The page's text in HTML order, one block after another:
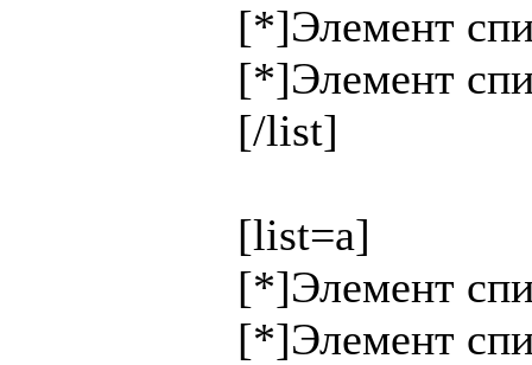
[*]Элемент
[*]Элемент
[/list]
[list=a]
[*]Элемент
[*]Элемент